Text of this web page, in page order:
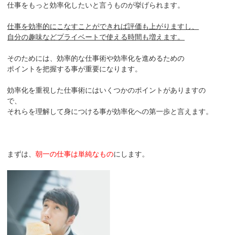
仕事をもっと効率化したいと言うものが挙げられます。
仕事を効率的にこなすことができれば評価も上がりますし、
自分の趣味などプライベートで使える時間も増えます。
そのためには、効率的な仕事術や効率化を進めるための
ポイントを把握する事が重要になります。
効率化を重視した仕事術にはいくつかのポイントがありますの
で、
それらを理解して身につける事が効率化への第一歩と言えます。
まずは、朝一の仕事は単純なものにします。